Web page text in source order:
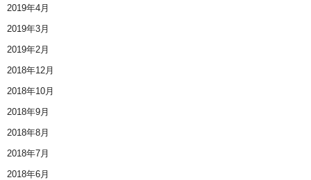
2019年4月
2019年3月
2019年2月
2018年12月
2018年10月
2018年9月
2018年8月
2018年7月
2018年6月